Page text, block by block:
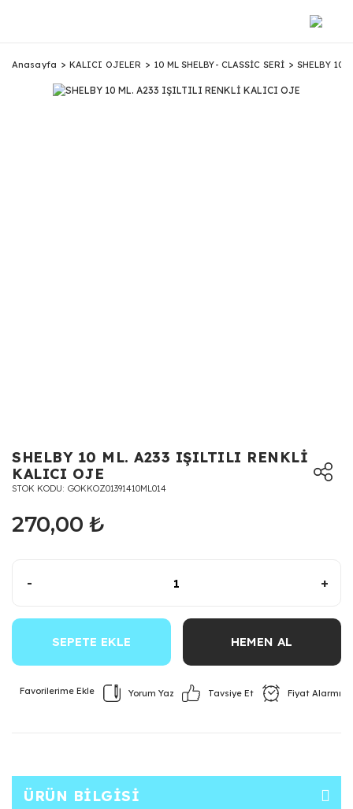
Anasayfa KALICI OJELER 10 ML SHELBY- CLASSİC SERİ SHELBY 10
SHELBY 10 ML. A233 IŞILTILI RENKLİ
KALICI OJE
STOK KODU GOKKOZ01391410ML014
270,00 ₺
- +
SEPETE EKLE HEMEN AL
Yorum Yaz Tavsiye Et Fiyat Alarmı
ÜRÜN BILGISI